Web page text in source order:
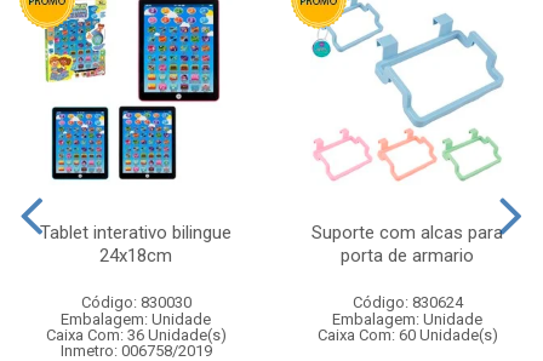
Tablet interativo bilingue
24x18cm
Código: 830030
Embalagem: Unidade
Caixa Com: 36 Unidade(s)
Inmetro: 006758/2019
Suporte com alcas para
porta de armario
Código: 830624
Embalagem: Unidade
Caixa Com: 60 Unidade(s)